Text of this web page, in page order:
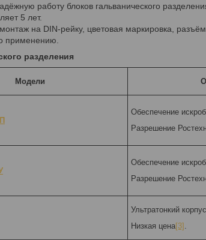
работу блоков гальванического
5 лет.
на DIN-рейку, цветовая маркировка,
применению.
разделения
Модели
Обеспечение
Разрешение
Обеспечение
Разрешение
Ультратонкий
Низкая цена[3] .